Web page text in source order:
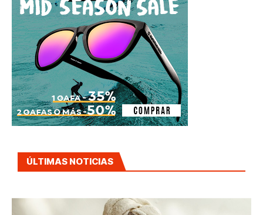
ÚLTIMAS NOTICIAS